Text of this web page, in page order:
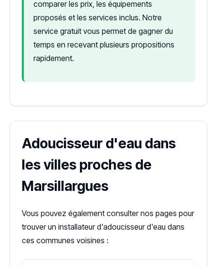
comparer les prix, les équipements
proposés et les services inclus. Notre
service gratuit vous permet de gagner du
temps en recevant plusieurs propositions
rapidement.
Adoucisseur d'eau dans
les villes proches de
Marsillargues
Vous pouvez également consulter nos pages pour
trouver un installateur d'adoucisseur d'eau dans
ces communes voisines :